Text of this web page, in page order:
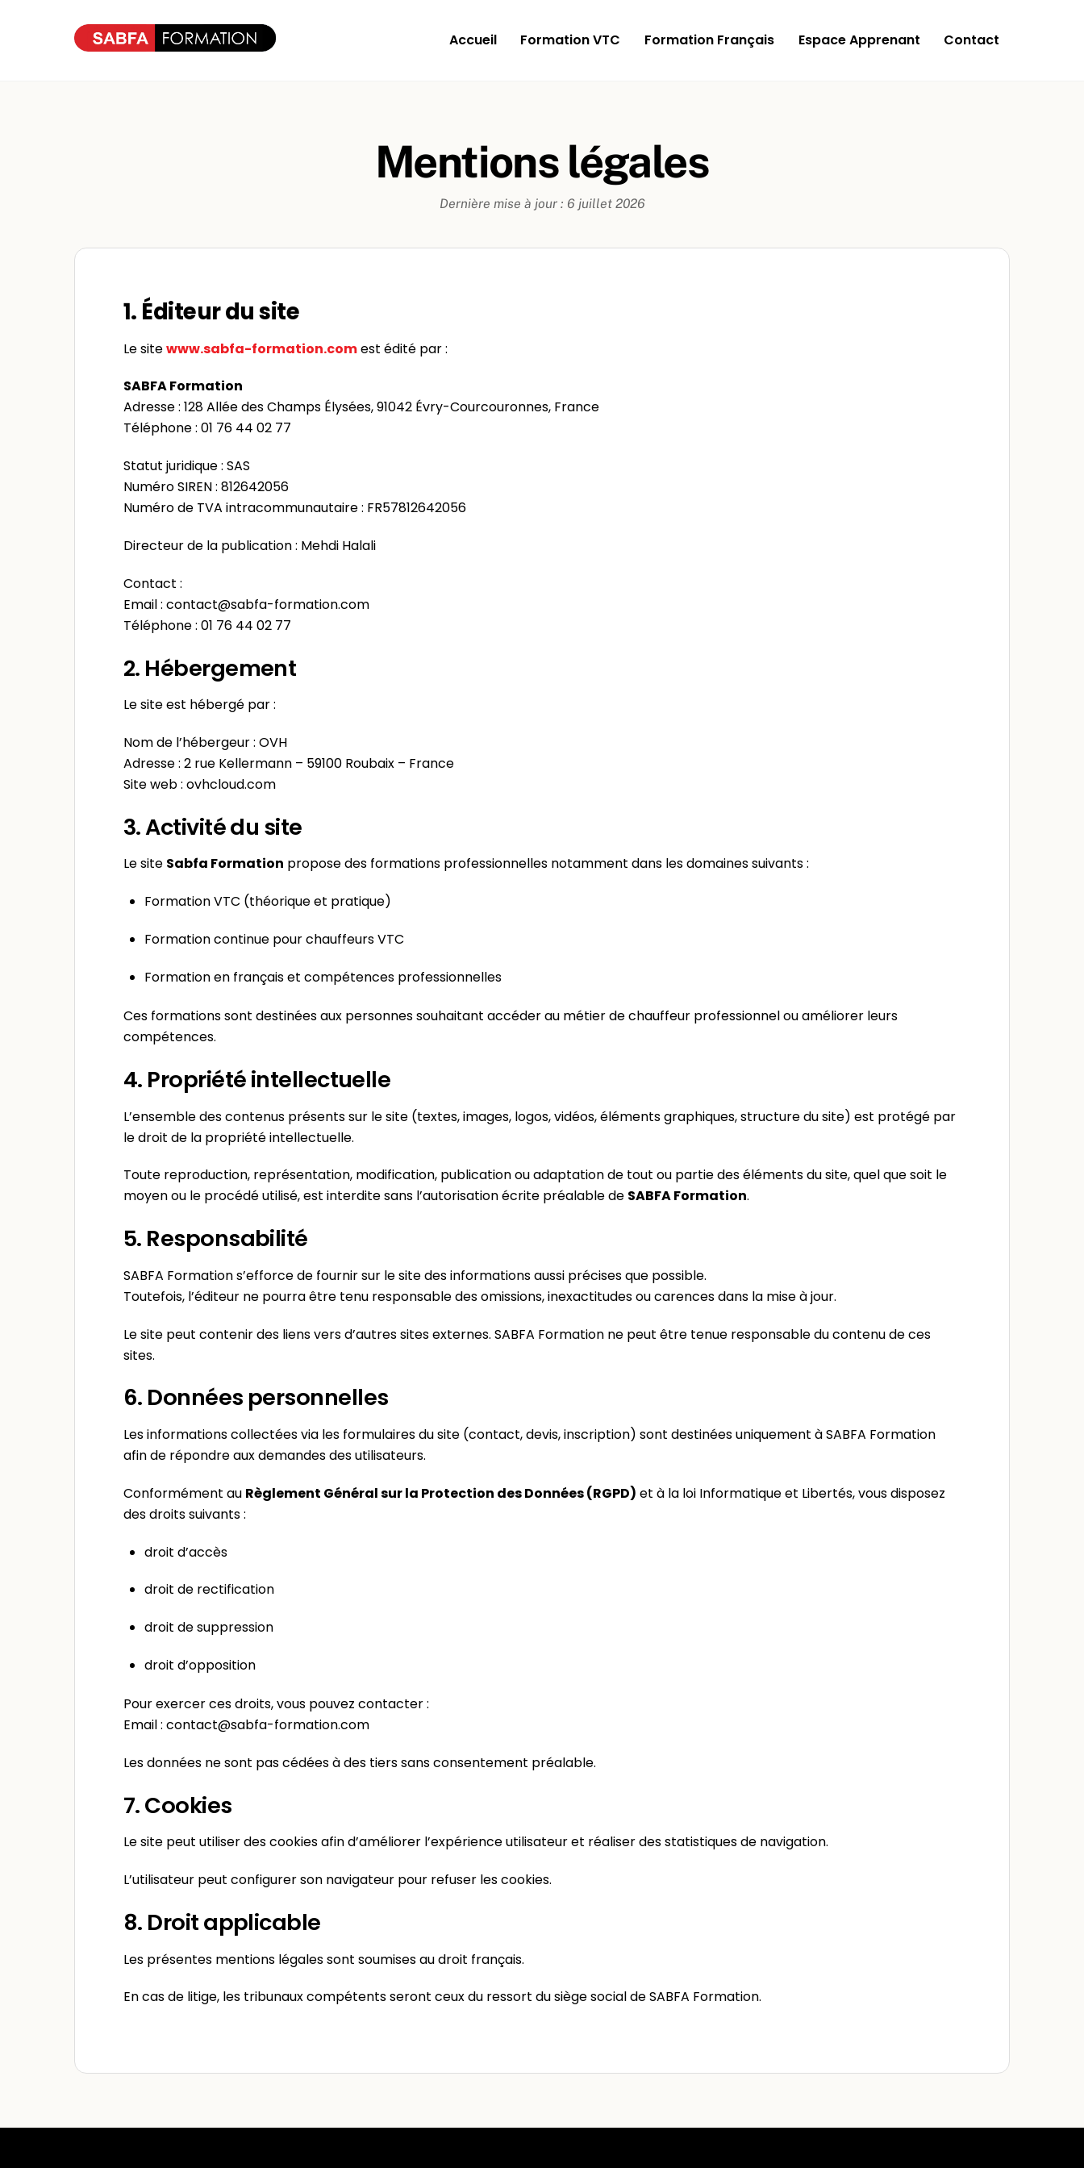
Accueil Formation VTC Formation Français Espace Apprenant Contact
Mentions légales
Dernière mise à jour : 6 juillet 2026
1. Éditeur du site
Le sitewww.sabfa-formation.comest édité par :
SABFA Formation
Adresse : 128 Allée des Champs Élysées, 91042 Évry-Courcouronnes, France
Téléphone : 01 76 44 02 77
Statut juridique : SAS
Numéro SIREN : 812642056
Numéro de TVA intracommunautaire : FR57812642056
Directeur de la publication : Mehdi Halali
Contact :
Email : contact@sabfa-formation.com
Téléphone : 01 76 44 02 77
2. Hébergement
Le site est hébergé par :
Nom de l’hébergeur : OVH
Adresse : 2 rue Kellermann – 59100 Roubaix – France
Site web : ovhcloud.com
3. Activité du site
Le site Sabfa Formation propose des formations professionnelles notamment dans les domaines suivants :
Formation VTC (théorique et pratique)
Formation continue pour chauffeurs VTC
Formation en français et compétences professionnelles
Ces formations sont destinées aux personnes souhaitant accéder au métier de chauffeur professionnel ou améliorer leurs
compétences.
4. Propriété intellectuelle
L’ensemble des contenus présents sur le site (textes, images, logos, vidéos, éléments graphiques, structure du site) est protégé par
le droit de la propriété intellectuelle.
Toute reproduction, représentation, modification, publication ou adaptation de tout ou partie des éléments du site, quel que soit le
moyen ou le procédé utilisé, est interdite sans l’autorisation écrite préalable de SABFA Formation.
5. Responsabilité
SABFA Formation s’efforce de fournir sur le site des informations aussi précises que possible.
Toutefois, l’éditeur ne pourra être tenu responsable des omissions, inexactitudes ou carences dans la mise à jour.
Le site peut contenir des liens vers d’autres sites externes. SABFA Formation ne peut être tenue responsable du contenu de ces
sites.
6. Données personnelles
Les informations collectées via les formulaires du site (contact, devis, inscription) sont destinées uniquement à SABFA Formation
afin de répondre aux demandes des utilisateurs.
Conformément au Règlement Général sur la Protection des Données (RGPD) et à la loi Informatique et Libertés, vous disposez
des droits suivants :
droit d’accès
droit de rectification
droit de suppression
droit d’opposition
Pour exercer ces droits, vous pouvez contacter :
Email : contact@sabfa-formation.com
Les données ne sont pas cédées à des tiers sans consentement préalable.
7. Cookies
Le site peut utiliser des cookies afin d’améliorer l’expérience utilisateur et réaliser des statistiques de navigation.
L’utilisateur peut configurer son navigateur pour refuser les cookies.
8. Droit applicable
Les présentes mentions légales sont soumises au droit français.
En cas de litige, les tribunaux compétents seront ceux du ressort du siège social de SABFA Formation.